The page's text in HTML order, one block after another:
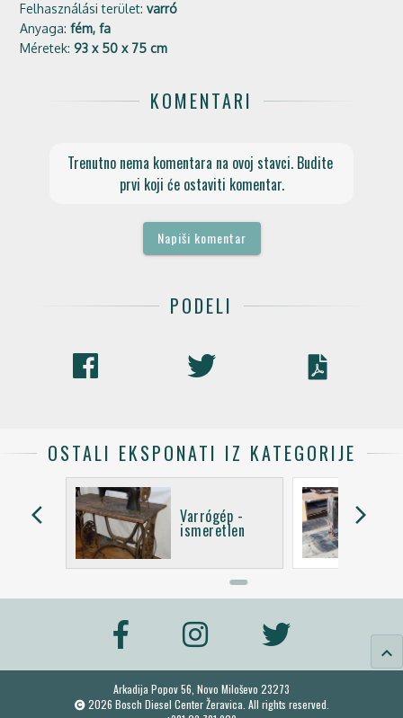
Felhasználási terület:varró
Anyaga:fém, fa
Méretek:93 x 50 x 75 cm
KOMENTARI
Trenutno nema komentara na ovoj stavci. Budite
prvi koji će ostaviti komentar.
Napiši komentar
PODELI
OSTALI EKSPONATI IZ KATEGORIJE
arrow_back_ios Varrógép -
ismeretlen
arrow_forward_ios
keyboard_arrow_up
Arkadija Popov 56, Novo Miloševo 23273
2026 Bosch Diesel Center Žeravica. All rights reserved.